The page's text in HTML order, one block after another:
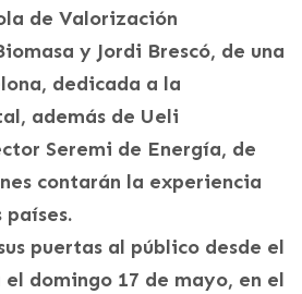
de Valorización
y Jordi Brescó, de una
dedicada a la
además de Ueli
Seremi de Energía, de
contarán la experiencia
países.
puertas al público desde el
domingo 17 de mayo, en el